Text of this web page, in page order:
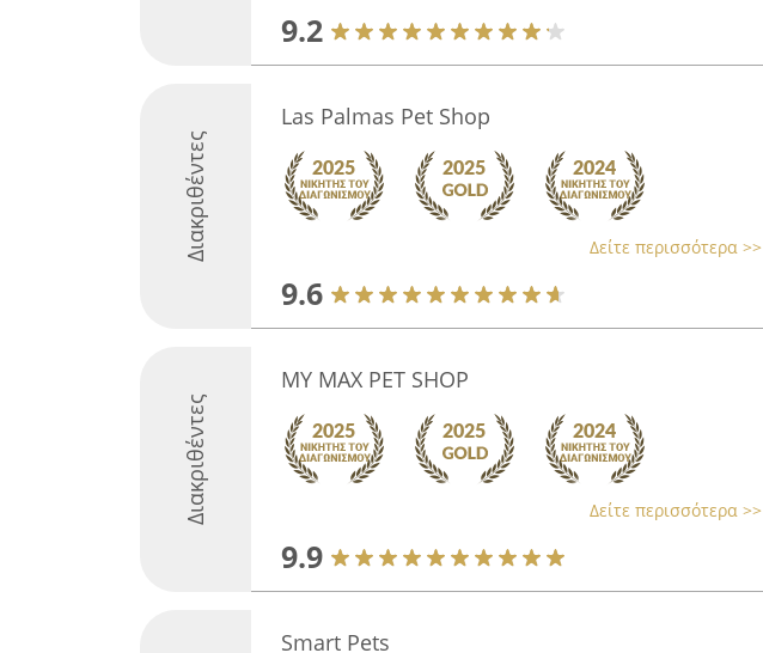
9.2
Διακριθέντες
Las Palmas Pet Shop
Δείτε περισσότερα >>
9.6
Διακριθέντες
MY MAX PET SHOP
Δείτε περισσότερα >>
9.9
Smart Pets